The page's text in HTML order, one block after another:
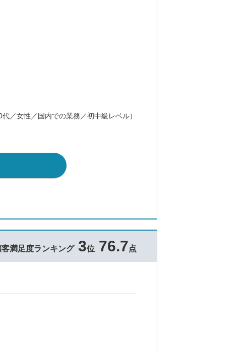
代／女性／国内での業務／初中級レベル）
満足度ランキング3位 76.7点